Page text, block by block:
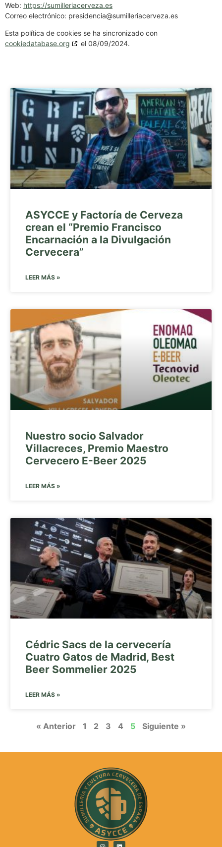
Web: https://sumilleriacerveza.es
Correo electrónico: presidencia@sumilleriacerveza.es
Esta política de cookies se ha sincronizado con
cookiedatabase.org
el 08/09/2024.
ASYCCE y Factoría de Cerveza
crean el “Premio Francisco
Encarnación a la Divulgación
Cervecera”
LEER MÁS »
Nuestro socio Salvador
Villacreces, Premio Maestro
Cervecero E-Beer 2025
LEER MÁS »
Cédric Sacs de la cervecería
Cuatro Gatos de Madrid, Best
Beer Sommelier 2025
LEER MÁS »
« Anterior 1 2 3 4 5 Siguiente »